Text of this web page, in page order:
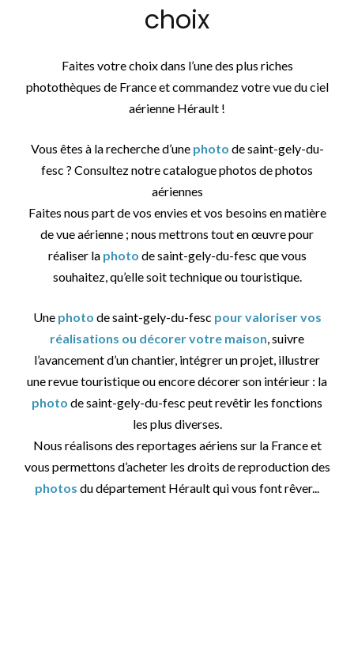
choix
Faites votre choix dans l’une des plus riches
photothèques de France et commandez votre vue du ciel
aérienne Hérault !
Vous êtes à la recherche d’une photo de saint-gely-du-
fesc ? Consultez notre catalogue photos de photos
aériennes
Faites nous part de vos envies et vos besoins en matière
de vue aérienne ; nous mettrons tout en œuvre pour
réaliser la photo de saint-gely-du-fesc que vous
souhaitez, qu’elle soit technique ou touristique.
Une photo de saint-gely-du-fesc pour valoriser vos
réalisations ou décorer votre maison, suivre
l’avancement d’un chantier, intégrer un projet, illustrer
une revue touristique ou encore décorer son intérieur : la
photo de saint-gely-du-fesc peut revêtir les fonctions
les plus diverses.
Nous réalisons des reportages aériens sur la France et
vous permettons d’acheter les droits de reproduction des
photos du département Hérault qui vous font rêver...